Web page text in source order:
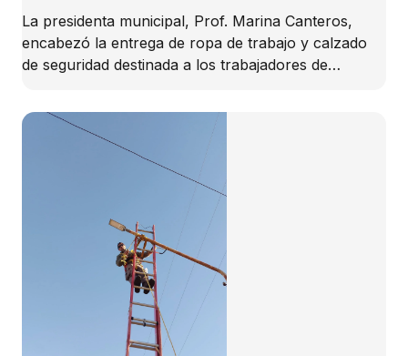
La presidenta municipal, Prof. Marina Canteros,
encabezó la entrega de ropa de trabajo y calzado
de seguridad destinada a los trabajadores de…